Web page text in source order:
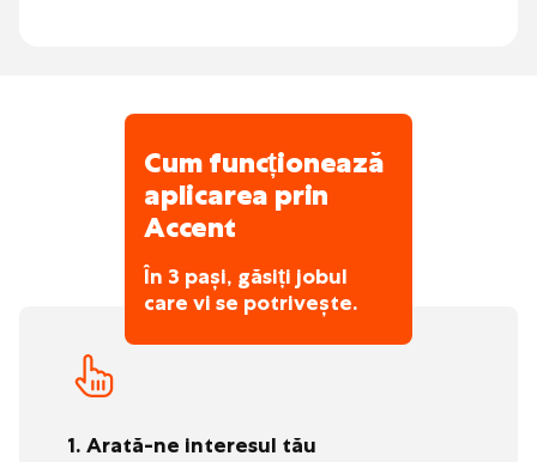
Un mediu de lucru plăcut în care se
acordă importanță aspectelor umane
Dacă vă place să lucrați într-un mediu
impecabil, vă veți simți aici ca peștele în
Cum funcționează
aplicarea prin
Accent
În 3 pași, găsiți jobul
care vi se potrivește.
1. Arată-ne interesul tău